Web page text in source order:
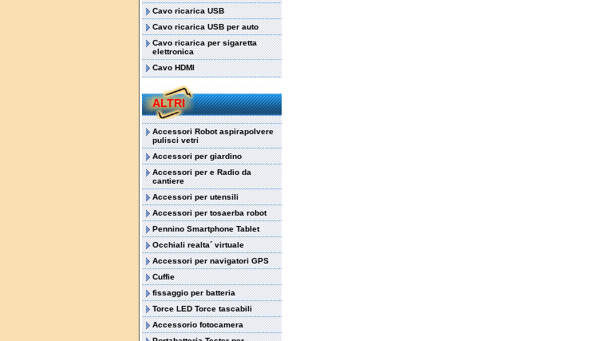
Cavo ricarica USB
Cavo ricarica USB per auto
Cavo ricarica per sigaretta
elettronica
Cavo HDMI
ALTRI
Accessori Robot aspirapolvere
pulisci vetri
Accessori per giardino
Accessori per e Radio da
cantiere
Accessori per utensili
Accessori per tosaerba robot
Pennino Smartphone Tablet
Occhiali realta´ virtuale
Accessori per navigatori GPS
Cuffie
fissaggio per batteria
Torce LED Torce tascabili
Accessorio fotocamera